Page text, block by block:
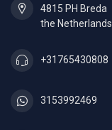
4815 PH Breda
the Netherlands
+31765430808
3153992469